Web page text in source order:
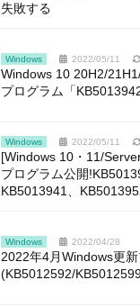
失敗する
Windows 2022/05/11
Windows 10 20H2/
プログラム「
Windows 2022/05/11
[Windows 10・11/
プログラム公開
KB5013941、
Windows 2022/04/28
2022年4月Windows更
(KB5012592/